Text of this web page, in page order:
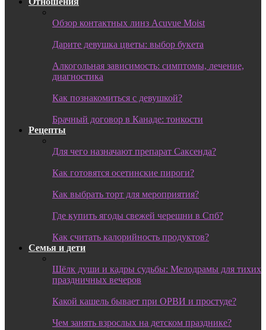
Обзор контактных линз Acuvue Moist
Дарите девушка цветы: выбор букета
Алкогольная зависимость: симптомы, лечение,
диагностика
Как познакомиться с девушкой?
Брачный договор в Канаде: тонкости
Рецепты
Для чего назначают препарат Саксенда?
Как готовятся осетинские пироги?
Как выбрать торт для мероприятия?
Где купить ягоды свежей черешни в Спб?
Как считать калорийность продуктов?
Семья и дети
Шёлк души и кадры судьбы: Мелодрамы для тихих
праздничных вечеров
Какой кашель бывает при ОРВИ и простуде?
Чем занять взрослых на детском празднике?